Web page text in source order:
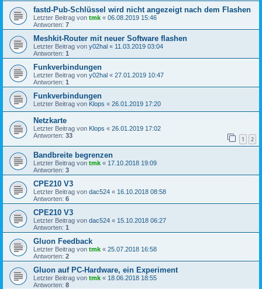
fastd-Pub-Schlüssel wird nicht angezeigt nach dem Flashen
Letzter Beitrag von tmk « 06.08.2019 15:46
Antworten: 7
Meshkit-Router mit neuer Software flashen
Letzter Beitrag von y02hal « 11.03.2019 03:04
Antworten: 1
Funkverbindungen
Letzter Beitrag von y02hal « 27.01.2019 10:47
Antworten: 1
Funkverbindungen
Letzter Beitrag von Klops « 26.01.2019 17:20
Netzkarte
Letzter Beitrag von Klops « 26.01.2019 17:02
Antworten: 33 1 2
Bandbreite begrenzen
Letzter Beitrag von tmk « 17.10.2018 19:09
Antworten: 3
CPE210 V3
Letzter Beitrag von dac524 « 16.10.2018 08:58
Antworten: 6
CPE210 V3
Letzter Beitrag von dac524 « 15.10.2018 06:27
Antworten: 1
Gluon Feedback
Letzter Beitrag von tmk « 25.07.2018 16:58
Antworten: 2
Gluon auf PC-Hardware, ein Experiment
Letzter Beitrag von tmk « 18.06.2018 18:55
Antworten: 8